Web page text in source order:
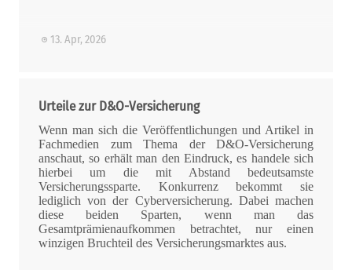
13. Apr, 2026
Urteile zur D&O-Versicherung
Wenn man sich die Veröffentlichungen und Artikel in
Fachmedien zum Thema der D&O-Versicherung
anschaut, so erhält man den Eindruck, es handele sich
hierbei um die mit Abstand bedeutsamste
Versicherungssparte. Konkurrenz bekommt sie
lediglich von der Cyberversicherung. Dabei machen
diese beiden Sparten, wenn man das
Gesamtprämienaufkommen betrachtet, nur einen
winzigen Bruchteil des Versicherungsmarktes aus.